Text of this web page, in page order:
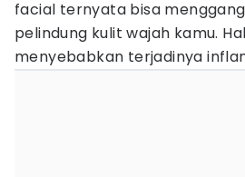
facial ternyata bisa
pelindung kulit wajah kamu.
menyebabkan terjadinya